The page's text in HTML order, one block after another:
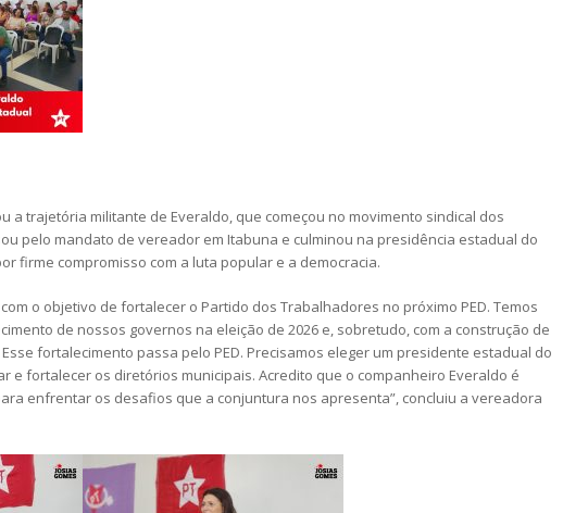
a trajetória militante de Everaldo, que começou no movimento sindical dos
pelo mandato de vereador em Itabuna e culminou na presidência estadual do
firme compromisso com a luta popular e a democracia.
o objetivo de fortalecer o Partido dos Trabalhadores no próximo PED. Temos
de nossos governos na eleição de 2026 e, sobretudo, com a construção de
fortalecimento passa pelo PED. Precisamos eleger um presidente estadual do
e fortalecer os diretórios municipais. Acredito que o companheiro Everaldo é
enfrentar os desafios que a conjuntura nos apresenta”, concluiu a vereadora